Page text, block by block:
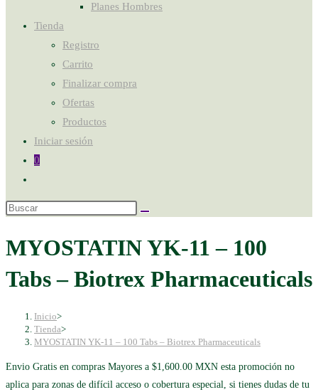
Planes Hombres
Tienda
Registro
Carrito
Finalizar compra
Ofertas
Productos
Iniciar sesión
0
MYOSTATIN YK-11 – 100
Tabs – Biotrex Pharmaceuticals
Inicio>
Tienda>
MYOSTATIN YK-11 – 100 Tabs – Biotrex Pharmaceuticals
Envio Gratis en compras Mayores a $1,600.00 MXN esta promoción no
aplica para zonas de difícil acceso o cobertura especial, si tienes dudas de tu